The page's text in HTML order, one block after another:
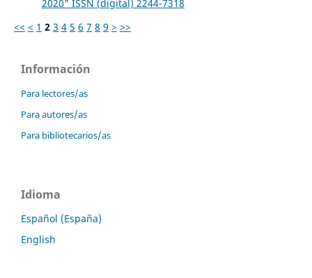
2020" ISSN (digital) 2244-7318
<< < 1 2 3 4 5 6 7 8 9 > >>
Información
Para lectores/as
Para autores/as
Para bibliotecarios/as
Idioma
Español (España)
English